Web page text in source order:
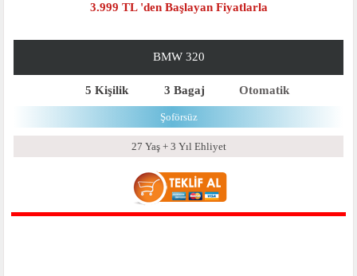
3.999 TL 'den Başlayan Fiyatlarla
BMW 320
5 Kişilik 3 Bagaj Otomatik
Şoförsüz
27 Yaş + 3 Yıl Ehliyet